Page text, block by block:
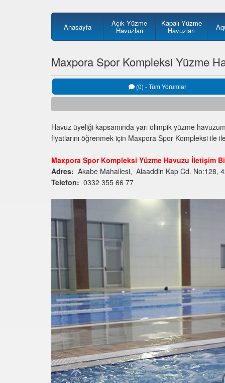
Anasayfa Açık Yüzme
Havuzları
Kapalı Yüzme
Havuzları
Maxpora Spor Kompleksi Yüzme
(0) - Tüm Yorumlar
Havuz üyeliği kapsamında yarı olimpik yüzme
fiyatlarını öğrenmek için Maxpora Spor Kompleksi ile
Maxpora Spor Kompleksi Yüzme Havuzu İletişim
Adres: Akabe Mahallesi, Alaaddin Kap Cd. No:128,
Telefon: 0332 355 66 77